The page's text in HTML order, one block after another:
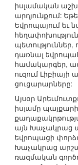
իսլամական
արդյունքում:
Եվրոպայում եւ
պետություններ,
դառնալ
համակարգեր,
ուզում
ցուցարարները:
Այսօր
իսլամը
այն Խաչակրաց
եվրոպացի
Խաչակրաց
ռազմական